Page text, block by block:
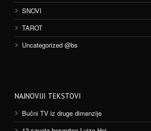
SNOVI
TAROT
Uncategorized @bs
NAJNOVIJI TEKSTOVI
Bučni TV iz druge dimenzije